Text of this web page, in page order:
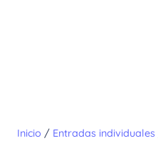
Inicio / Entradas individuales